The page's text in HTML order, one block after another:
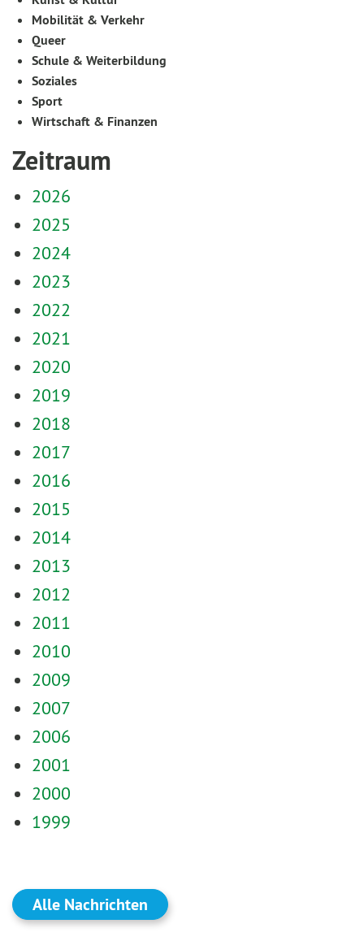
Mobilität & Verkehr
Queer
Schule & Weiterbildung
Soziales
Sport
Wirtschaft & Finanzen
Zeitraum
2026
2025
2024
2023
2022
2021
2020
2019
2018
2017
2016
2015
2014
2013
2012
2011
2010
2009
2007
2006
2001
2000
1999
Alle Nachrichten